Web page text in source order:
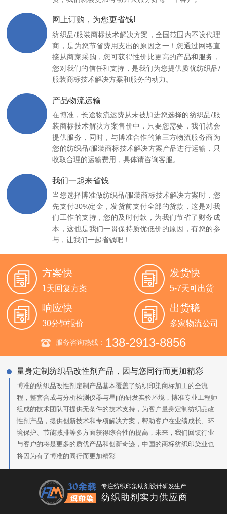
网上订购，为您更省钱!
纺织品/服装商标技术解决方案，全国范围内不设代理
商，是为您节省费用支出的原因之一！您通过网络直
接从商家采购，您可获得性价比更高的产品和服务，
您对我们的信任和支持，是我们为您提供质优纺织品/
服装商标技术解决方案和服务的动力。
产品物流运输
在博准，长途物流运费从未被加进您选择的纺织品/服
装商标技术解决方案售价中，只要您需要，我们就会
提供服务，同时，与博准合作的第三方物流服务商为
您的纺织品/服装商标技术解决方案产品进行运输，只
收取合理的运输费用，具体请咨询客服。
我们一起来省钱
当您选择博准做纺织品/服装商标技术解决方案时，您
先支付30%定金，发货前支付全部的货款，这是对我
们工作的支持，您的及时付款，为我们节省了财务成
本，这也是我们一贯保持质优低价的原因，有您的参
与，让我们一起省钱吧！
方案快
1天回复方案
发货快
5-7天可出货
响应快
30分钟报价
出货稳
多家物流公司
服务咨询热线： 138-2913-8856
量身定制纺织品改性剂产品，因与您同行而更加精彩
博准的纺织品改性剂定制产品基本覆盖了纺织印染商标加工的全流
程，整套合成与分析检测仪器与星ji的研发实验环境，博准专业工程师
组成的技术团队可提供无条件的技术支持，为客户量身定制纺织品改
性剂产品，提供创新技术和专项解决方案，帮助客户在业绩成长、环
境保护、节能减排等多方面获得综合性的提高，未来，我们回馈行业
与客户的将是更多的质优产品和创新奇迹，中国的商标纺织印染业也
将因为有了博准的同行而更加精彩……
专注纺织印染助剂设计研发生产
纺织助剂实力供应商